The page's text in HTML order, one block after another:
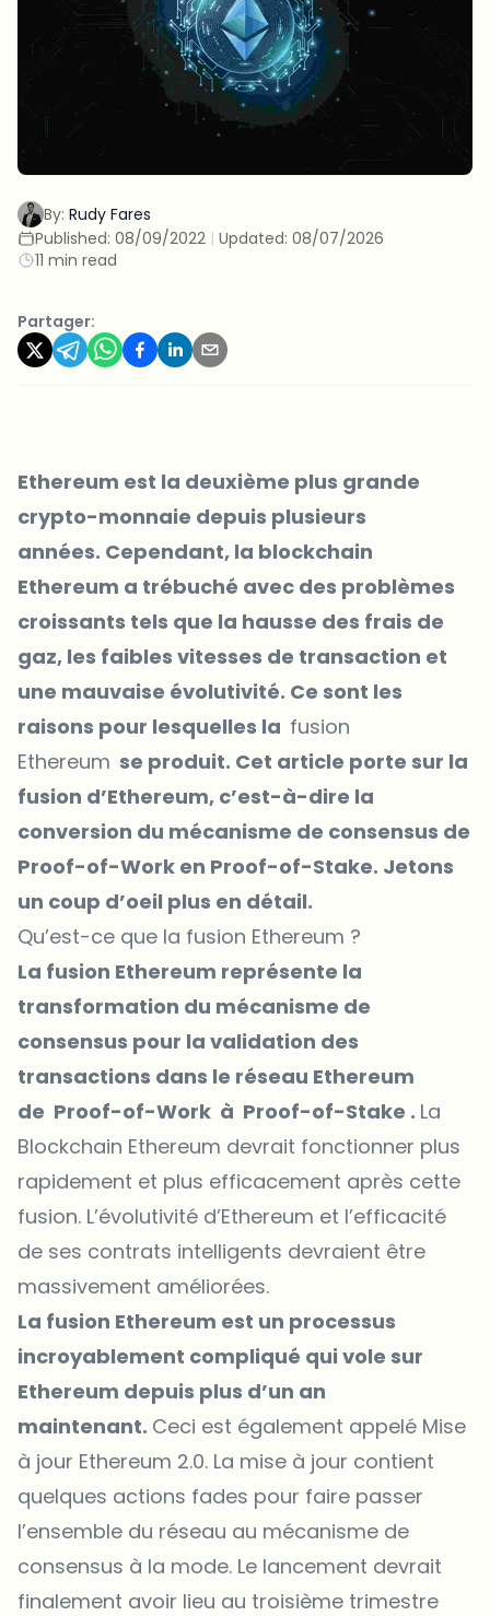
By: Rudy Fares
Published: 08/09/2022 | Updated: 08/07/2026
11 min read
Partager:
Ethereum est la deuxième plus grande
crypto-monnaie depuis plusieurs
années. Cependant, la blockchain
Ethereum a trébuché avec des problèmes
croissants tels que la hausse des frais de
gaz, les faibles vitesses de transaction et
une mauvaise évolutivité. Ce sont les
raisons pour lesquelles la fusion
Ethereum se produit. Cet article porte sur la
fusion d’Ethereum, c’est-à-dire la
conversion du mécanisme de consensus de
Proof-of-Work en Proof-of-Stake. Jetons
un coup d’oeil plus en détail.
Qu’est-ce que la fusion Ethereum ?
La fusion Ethereum représente la
transformation du mécanisme de
consensus pour la validation des
transactions dans le réseau Ethereum
de Proof-of-Work à Proof-of-Stake . La
Blockchain Ethereum devrait fonctionner plus
rapidement et plus efficacement après cette
fusion. L’évolutivité d’Ethereum et l’efficacité
de ses contrats intelligents devraient être
massivement améliorées.
La fusion Ethereum est un processus
incroyablement compliqué qui vole sur
Ethereum depuis plus d’un an
maintenant. Ceci est également appelé Mise
à jour Ethereum 2.0. La mise à jour contient
quelques actions fades pour faire passer
l’ensemble du réseau au mécanisme de
consensus à la mode. Le lancement devrait
finalement avoir lieu au troisième trimestre